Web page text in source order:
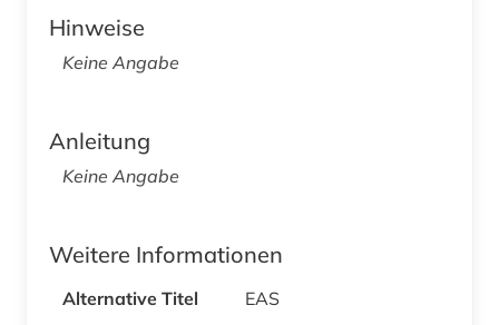
Hinweise
Keine Angabe
Anleitung
Keine Angabe
Weitere Informationen
Alternative Titel
EAS